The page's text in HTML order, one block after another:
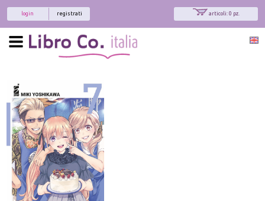
articoli: 0 pz.
registrati
login